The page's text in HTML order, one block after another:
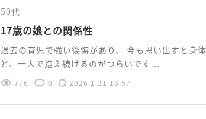
50代
17歳の娘との関係性
過去の育児で強い後悔があり、 今も思い出すと身
ど、一人で抱え続けるのがつらいです...
776 0 2026.1.31 18:57